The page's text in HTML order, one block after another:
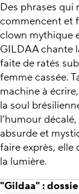
Des phrases qui
commencent et
clown mythique
GILDAA chante
faite de ratés
femme cassée.
machine à
la soul
l’humour
absurde et
faire exprès, elle
la lumière.
"Gildaa" :